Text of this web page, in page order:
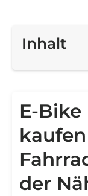
Inhalt
E-
der